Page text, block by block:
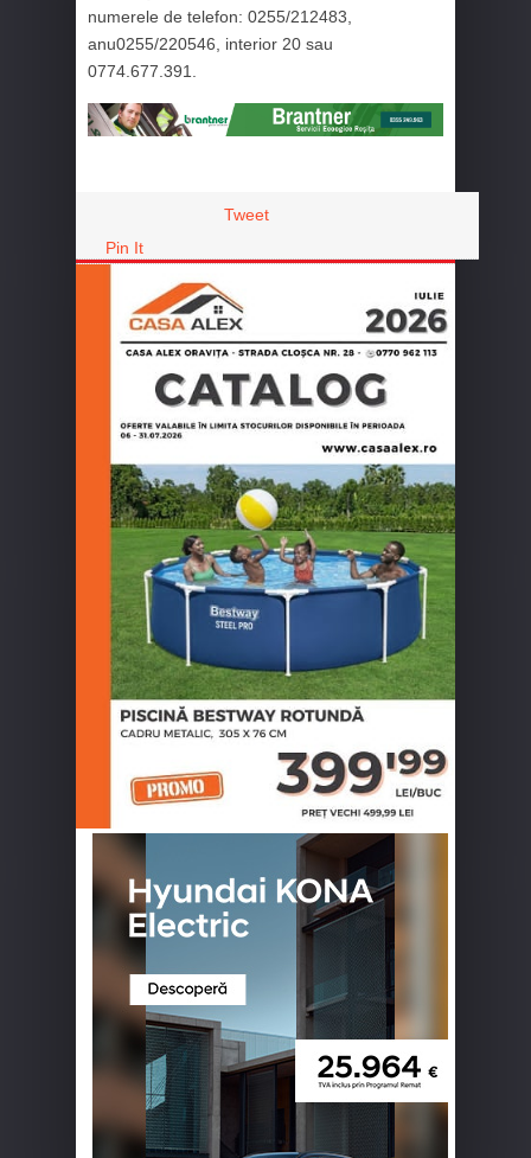
numerele de telefon: 0255/212483,
anu0255/220546, interior 20 sau
0774.677.391.
Tweet
Pin It